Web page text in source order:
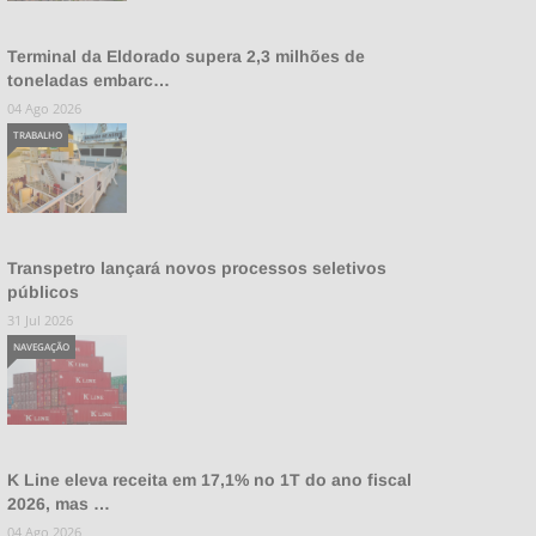
Terminal da Eldorado supera 2,3 milhões de
toneladas embarc…
04 Ago 2026
Transpetro lançará novos processos seletivos
públicos
TRABALHO
31 Jul 2026
K Line eleva receita em 17,1% no 1T do ano fiscal
2026, mas …
NAVEGAÇÃO
04 Ago 2026